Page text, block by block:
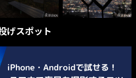
げスポット